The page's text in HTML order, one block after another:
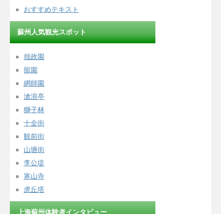
おすすめテキスト
蘇州人気観光スポット
拙政園
留園
網師園
滄浪亭
獅子林
十全街
観前街
山塘街
李公堤
寒山寺
虎丘塔
上海蘇州体験者インタビュー